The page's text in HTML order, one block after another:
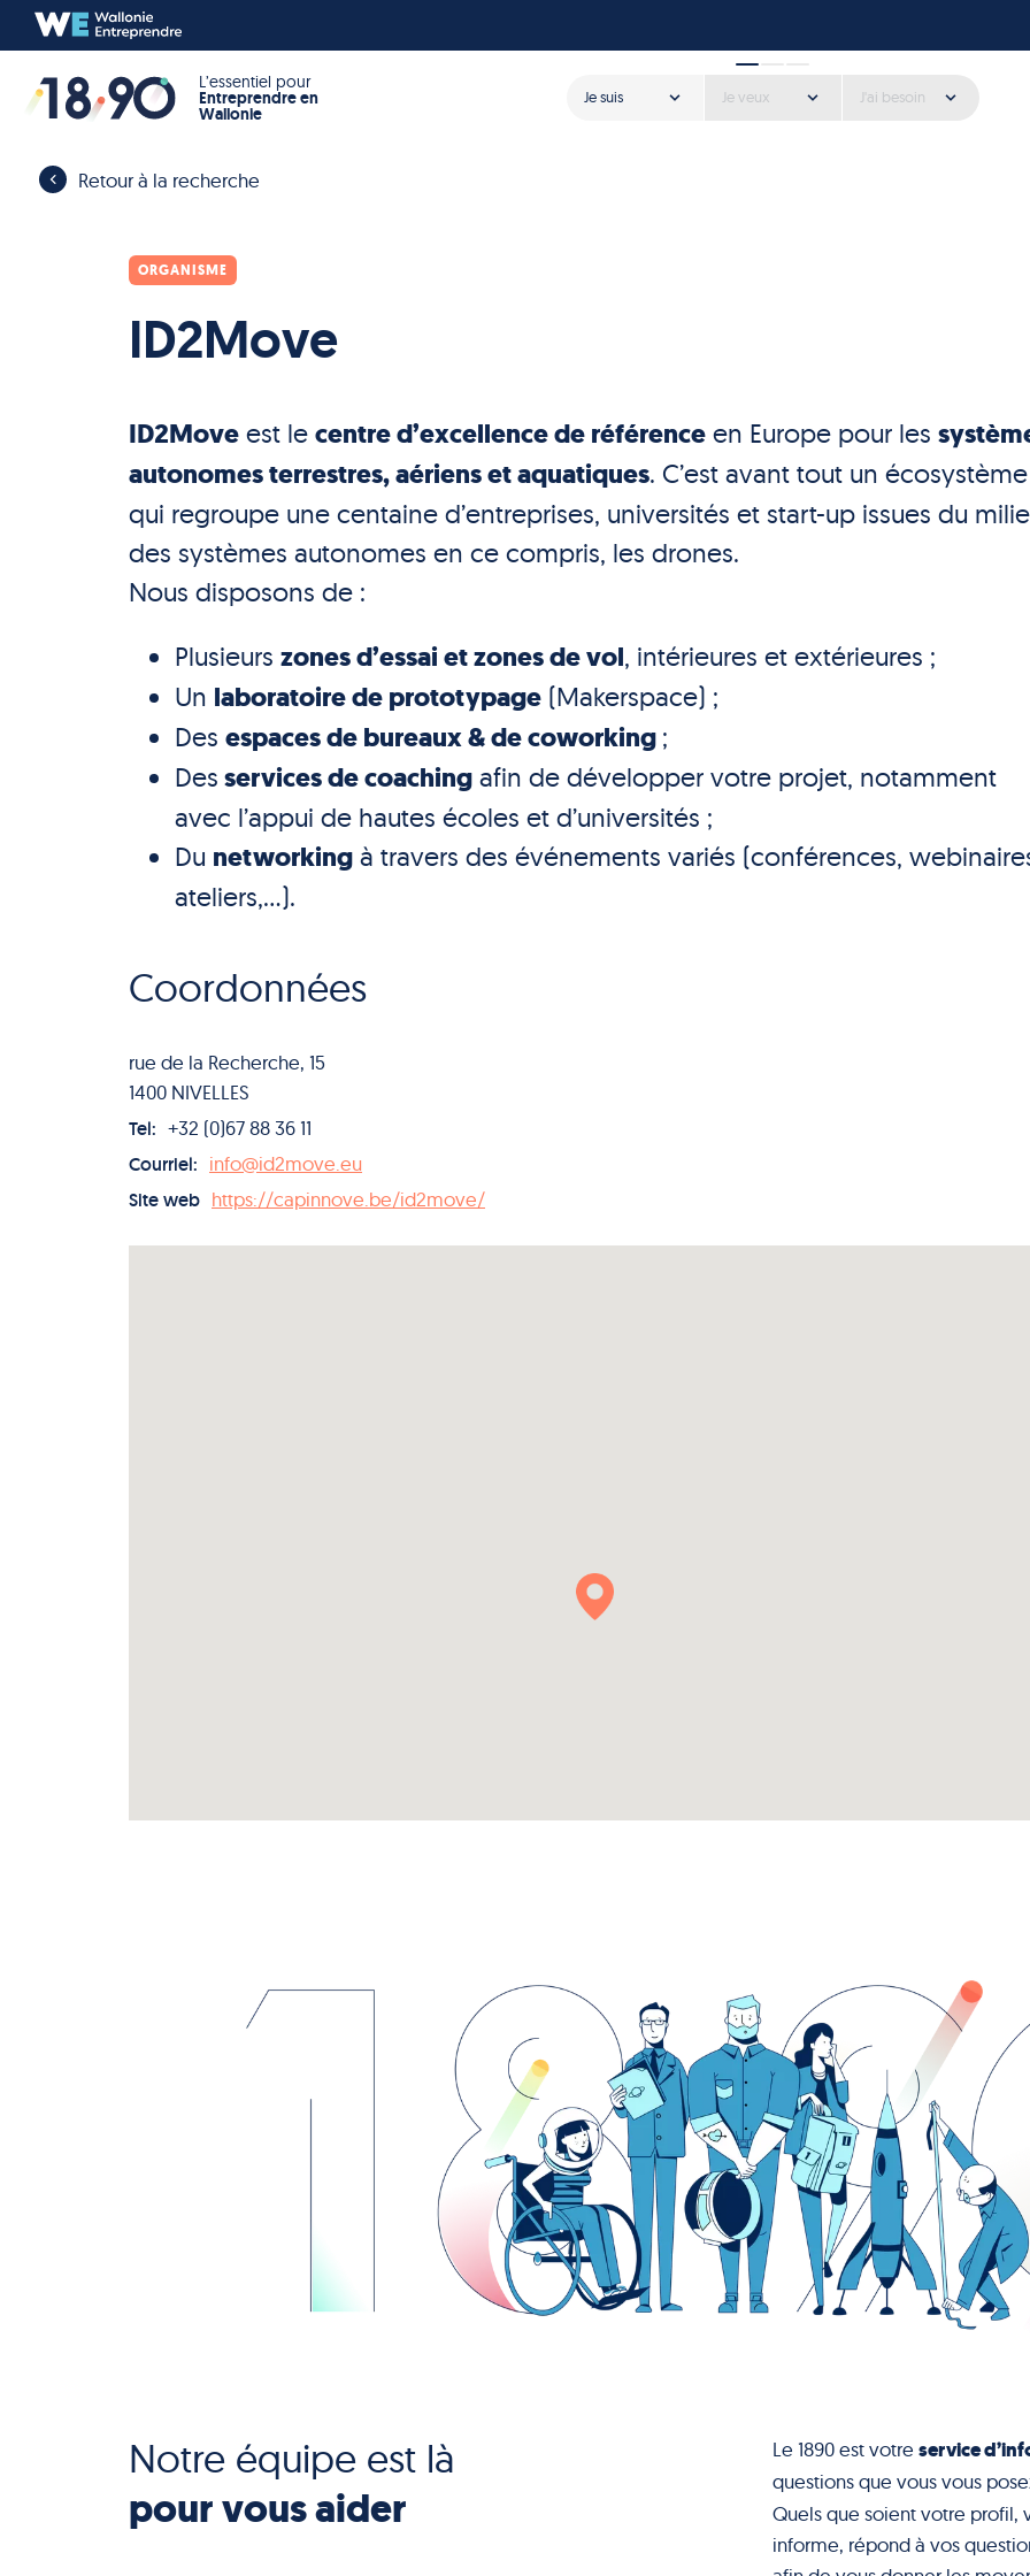
L’essentiel pour
Entreprendre en
Wallonie
Je suis Je veux J'ai besoin
Retour à la recherche
ORGANISME
ID2Move
ID2Move est le centre d’excellence de référence en Europe pour les
autonomes terrestres, aériens et aquatiques. C’est avant tout un écosystème
qui regroupe une centaine d’entreprises, universités et start-up issues du
des systèmes autonomes en ce compris, les drones.
Nous disposons de :
Plusieurs zones d’essai et zones de vol, intérieures et extérieures ;
Un laboratoire de prototypage (Makerspace) ;
Des espaces de bureaux & de coworking ;
Des services de coaching afin de développer votre projet, notamment
avec l’appui de hautes écoles et d’universités ;
Du networking à travers des événements variés (conférences,
ateliers,…).
Coordonnées
rue de la Recherche, 15
1400 NIVELLES
Tel: +32 (0)67 88 36 11
Courriel: info@id2move.eu
Site web https://capinnove.be/id2move/
Notre équipe est là
pour vous aider
Le 1890 est votre service
questions que vous vous
Quels que soient votre profil,
informe, répond à vos